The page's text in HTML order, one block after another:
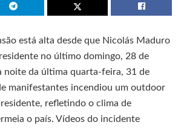
está alta desde que Nicolás Maduro
no último domingo, 28 de
noite da última quarta-feira, 31 de
manifestantes incendiou um outdoor
refletindo o clima de
o país. Vídeos do incidente